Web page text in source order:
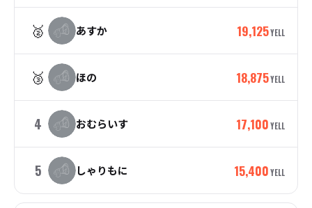
🥈 あすか 19,125YELL
🥉 ほの 18,875YELL
4 おむらいす 17,100YELL
5 しゃりもに 15,400YELL